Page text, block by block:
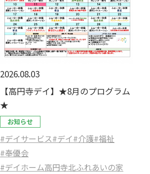
2026.08.03
【高円寺デイ】★8月のプログラム
★
お知らせ
#デイサービス#デイ#介護#福祉
#奉優会
#デイホーム高円寺北ふれあいの家